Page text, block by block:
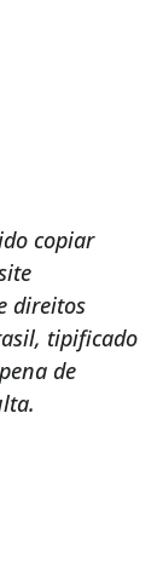
copiar
direitos
tipificado
de